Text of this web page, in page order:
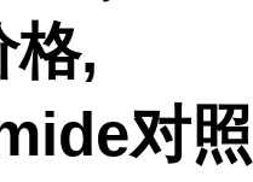
格,
对照